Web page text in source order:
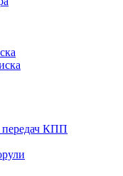
передач КПП